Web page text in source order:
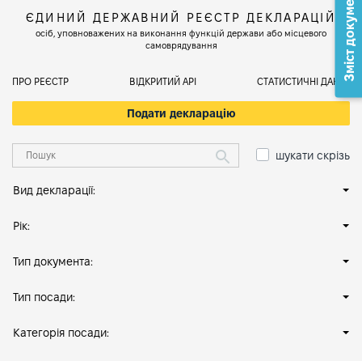
ЄДИНИЙ ДЕРЖАВНИЙ РЕЄСТР ДЕКЛАРАЦІЙ
осіб, уповноважених на виконання функцій держави або місцевого
самоврядування
ПРО РЕЄСТР ВІДКРИТИЙ АРІ СТАТИСТИЧНІ ДАНІ
Подати декларацію
шукати скрізь
Вид декларації:
Рік:
Тип документа:
Тип посади:
Категорія посади:
Зміст документа